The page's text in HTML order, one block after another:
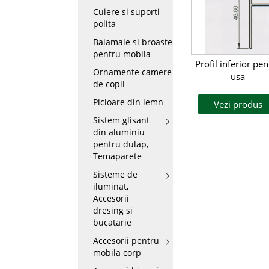
Cuiere si suporti
polita
Balamale si broaste
pentru mobila
Ornamente camere
de copii
Picioare din lemn
Sistem glisant
din aluminiu
pentru dulap,
Temaparete
Sisteme de
iluminat,
Accesorii
dresing si
bucatarie
Accesorii pentru
mobila corp
Profil inferior
usa
Vezi produs